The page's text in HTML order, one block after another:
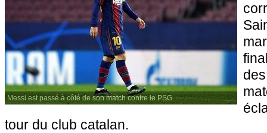
Messi est passé à côté de son match contre le PSG.
tour du club catalan.